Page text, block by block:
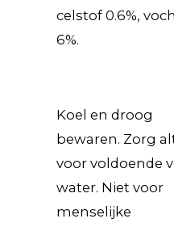
celstof 0.6%,
6%.
Koel en droog
bewaren. Zorg
voor voldoende
water. Niet voor
menselijke